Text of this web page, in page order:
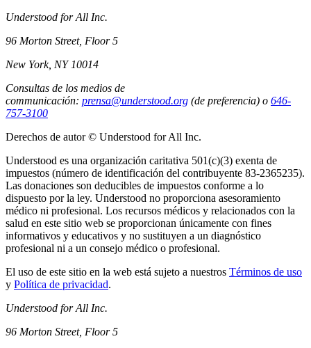
Understood for All Inc.
96 Morton Street, Floor 5
New York, NY 10014
Consultas de los medios de
communicación: prensa@understood.org (de preferencia) o 646-
757-3100
Derechos de autor © Understood for All Inc.
Understood es una organización caritativa 501(c)(3) exenta de
impuestos (número de identificación del contribuyente 83-2365235).
Las donaciones son deducibles de impuestos conforme a lo
dispuesto por la ley. Understood no proporciona asesoramiento
médico ni profesional. Los recursos médicos y relacionados con la
salud en este sitio web se proporcionan únicamente con fines
informativos y educativos y no sustituyen a un diagnóstico
profesional ni a un consejo médico o profesional.
El uso de este sitio en la web está sujeto a nuestros Términos de uso
y Política de privacidad.
Understood for All Inc.
96 Morton Street, Floor 5